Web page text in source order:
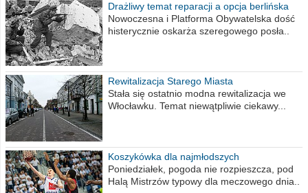
Drażliwy temat reparacji a opcja berlińska
Nowoczesna i Platforma Obywatelska dość
histerycznie oskarża szeregowego posła..
Rewitalizacja Starego Miasta
Stała się ostatnio modna rewitalizacja we
Włocławku. Temat niewątpliwie ciekawy...
Koszykówka dla najmłodszych
Poniedziałek, pogoda nie rozpieszcza, pod
Halą Mistrzów typowy dla meczowego dnia..